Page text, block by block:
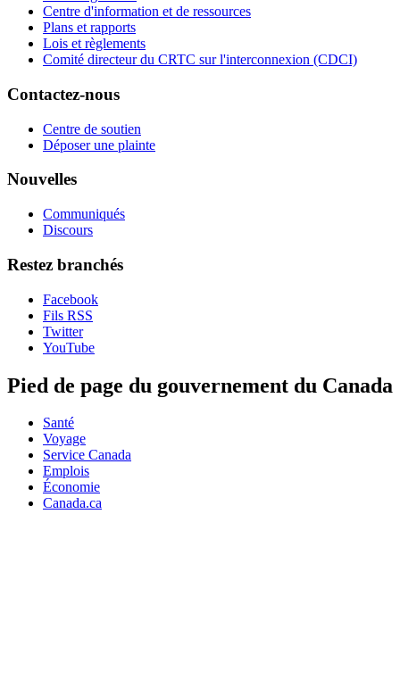
Centre d'information et de ressources
Plans et rapports
Lois et règlements
Comité directeur du CRTC sur l'interconnexion (CDCI)
Contactez-nous
Centre de soutien
Déposer une plainte
Nouvelles
Communiqués
Discours
Restez branchés
Facebook
Fils RSS
Twitter
YouTube
Pied de page du gouvernement du Canada
Santé
Voyage
Service Canada
Emplois
Économie
Canada.ca